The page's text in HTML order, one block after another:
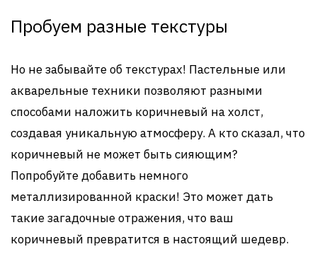
Пробуем разные текстуры
Но не забывайте об текстурах! Пастельные или
акварельные техники позволяют разными
способами наложить коричневый на холст,
создавая уникальную атмосферу. А кто сказал, что
коричневый не может быть сияющим?
Попробуйте добавить немного
металлизированной краски! Это может дать
такие загадочные отражения, что ваш
коричневый превратится в настоящий шедевр.